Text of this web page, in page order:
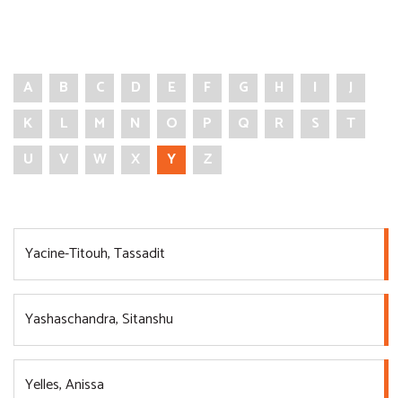
A B C D E F G H I
J
K
L M N O P Q R S
T
U
V W X Y Z
Yacine-Titouh, Tassadit
Yashaschandra, Sitanshu
Yelles, Anissa